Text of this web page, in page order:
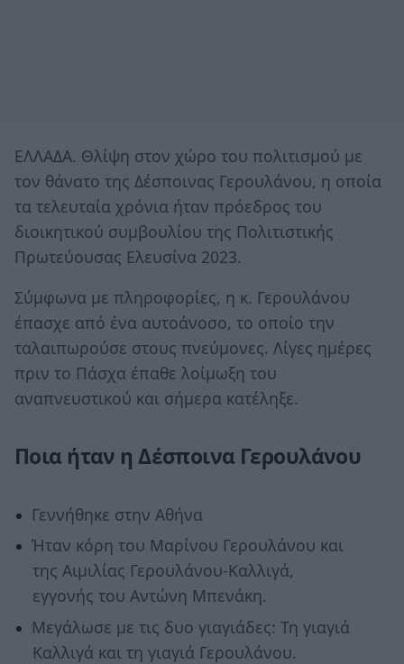
ΕΛΛΑΔΑ. Θλίψη στον χώρο του πολιτισμού με
τον θάνατο της Δέσποινας Γερουλάνου, η οποία
τα τελευταία χρόνια ήταν πρόεδρος του
διοικητικού συμβουλίου της Πολιτιστικής
Πρωτεύουσας Ελευσίνα 2023.
Σύμφωνα με πληροφορίες, η κ. Γερουλάνου
έπασχε από ένα αυτοάνοσο, το οποίο την
ταλαιπωρούσε στους πνεύμονες. Λίγες ημέρες
πριν το Πάσχα έπαθε λοίμωξη του
αναπνευστικού και σήμερα κατέληξε.
Ποια ήταν η Δέσποινα Γερουλάνου
Γεννήθηκε στην Αθήνα
Ήταν κόρη του Μαρίνου Γερουλάνου και
της Αιμιλίας Γερουλάνου-Καλλιγά,
εγγονής του Αντώνη Μπενάκη.
Μεγάλωσε με τις δυο γιαγιάδες: Τη γιαγιά
Καλλιγά και τη γιαγιά Γερουλάνου.